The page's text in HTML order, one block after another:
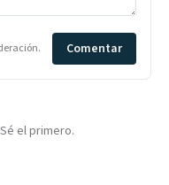
Comentar
el primero.